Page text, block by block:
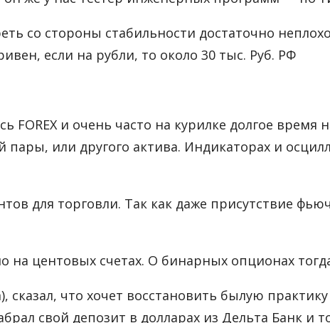
со стороны стабильности достаточно
если на рубли, то около 30 тыс. Руб. РФ
FOREX и очень часто на курилке долгое время
или другого актива. Индикаторах и
для торговли. Так как даже присутствие
на центовых счетах. О бинарных опционах
что хочет восстановить былую
свой депозит в долларах из Дельта Банк и